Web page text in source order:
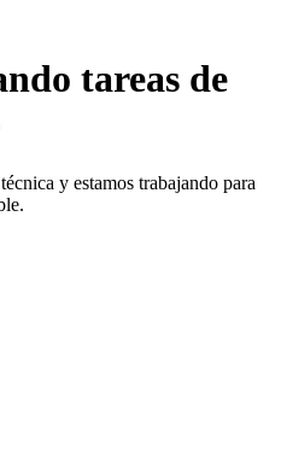
tareas de
y estamos trabajando para